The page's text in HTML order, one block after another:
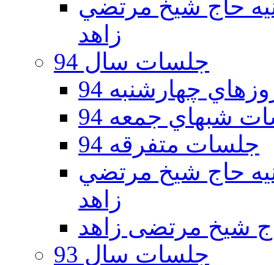
دوم 95 - حسينيه حاج شيخ مرتضي
زاهد
جلسات سال 94
چهارشنبه 94
شبهاي جمعه 94
جلسات متفرقه 94
دوم 94 - حسينيه حاج شيخ مرتضي
زاهد
جلسات سال 93